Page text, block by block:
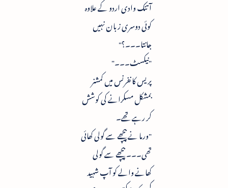
آتنک وادی اردو کے علاوہ
کوئی دوسری زبان نہیں
جانتا۔۔۔؟"
"نیکسٹ۔۔۔"
پریس کانفرنس میں کمشنر
بمشکل مسکرانے کی کوشش
کر رہے تھے۔
"ورما نے پیچھے سے گولی کھائی
تھی۔۔۔ پیچھے سے گولی
کھانے والے کو آپ شہید